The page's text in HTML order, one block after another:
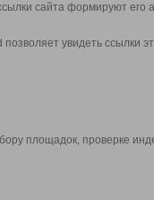
сайта формируют его
увидеть ссылки
площадок, проверке